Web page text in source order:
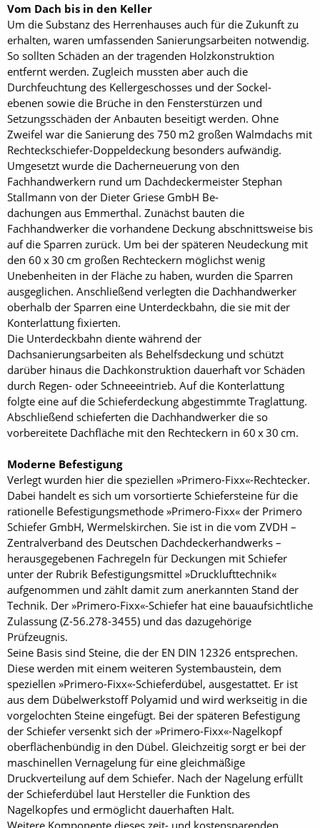
Vom Dach bis in den Keller
Um die Substanz des Herrenhauses auch für die Zukunft zu
erhalten, waren umfassenden Sanierungsarbeiten notwendig.
So sollten Schäden an der tragenden Holzkonstruktion
entfernt werden. Zugleich mussten aber auch die
Durchfeuchtung des Kellergeschosses und der Sockel-
ebenen sowie die Brüche in den Fensterstürzen und
Setzungsschäden der Anbauten beseitigt werden. Ohne
Zweifel war die Sanierung des 750 m2 großen Walmdachs mit
Rechteckschiefer-Doppeldeckung besonders aufwändig.
Umgesetzt wurde die Dach­erneuerung von den
Fachhandwerkern rund um Dachdeckermeister Stephan
Stallmann von der Dieter Griese GmbH Be-
dachungen aus Emmer­thal. Zunächst bauten die
Fachhandwerker die vorhandene Deckung abschnittsweise bis
auf die Sparren zurück. Um bei der späteren Neudeckung mit
den 60 x 30 cm großen Rechteckern möglichst wenig
Unebenheiten in der Fläche zu haben, wurden die Sparren
ausgeglichen. Anschließend verlegten die Dachhandwerker
oberhalb der Sparren eine Unterdeckbahn, die sie mit der
Konterlattung fixierten.
Die Unterdeckbahn diente während der
Dachsanierungsarbeiten als Behelfsdeckung und schützt
darüber hinaus die Dachkonstruktion dauerhaft vor Schäden
durch Regen- oder Schneeeintrieb. Auf die Konterlattung
folgte eine auf die Schieferdeckung abgestimmte Traglattung.
Abschließend schieferten die Dachhandwerker die so
vorbereitete Dachfläche mit den Rechteckern in 60 x 30 cm.
Moderne Befestigung
Verlegt wurden hier die speziellen »Primero-Fixx«-Rechtecker.
Dabei handelt es sich um vorsortierte Schiefersteine für die
rationelle Befestigungsmethode »Primero-Fixx« der Primero
Schiefer GmbH, Wermelskirchen. Sie ist in die vom ZVDH –
Zentralverband des Deutschen Dachdeckerhandwerks –
herausgegebenen Fachregeln für Deckungen mit Schiefer
unter der Rubrik Befestigungsmittel »Drucklufttechnik«
aufgenommen und zählt damit zum anerkannten Stand der
Technik. Der »Primero-Fixx«-Schiefer hat eine bauaufsichtliche
Zulassung (Z-56.278-3455) und das dazugehörige
Prüfzeugnis.
Seine Basis sind Steine, die der EN DIN 12326 entsprechen.
Diese werden mit einem weiteren Systembaustein, dem
speziellen »Primero-Fixx«-Schieferdübel, ausgestattet. Er ist
aus dem Dübelwerkstoff Polyamid und wird werkseitig in die
vorgelochten Steine eingefügt. Bei der späteren Befestigung
der Schiefer versenkt sich der »Primero-Fixx«-Nagelkopf
oberflächenbündig in den Dübel. Gleichzeitig sorgt er bei der
maschinellen Vernagelung für eine gleichmäßige
Druckverteilung auf dem Schiefer. Nach der Nagelung erfüllt
der Schieferdübel laut Hersteller die Funktion des
Nagelkopfes und ermöglicht dauerhaften Halt.
Weitere Komponente dieses zeit- und kostensparenden